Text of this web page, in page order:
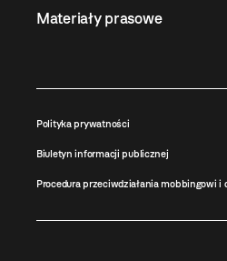
Materiały prasowe
Polityka prywatności
Biuletyn informacji publicznej
Procedura przeciwdziałania mobbingowi i